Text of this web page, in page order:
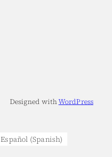
Designed withWordPress
Español (Spanish)